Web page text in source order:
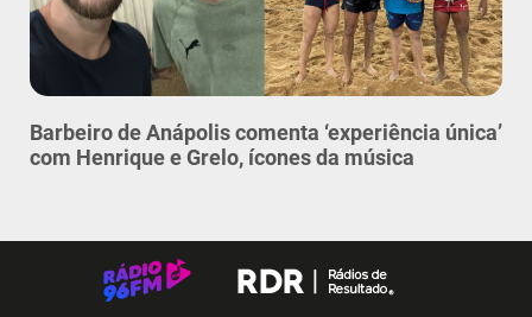
Contato
Barbeiro de Anápolis comenta ‘experiência única’
com Henrique e Grelo, ícones da música